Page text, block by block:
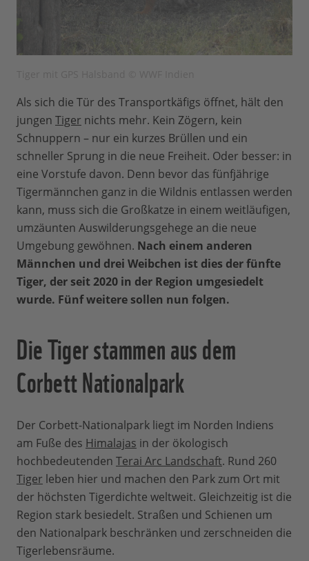
Als sich die Tür des Transportkäfigs öffnet, hält den
jungen Tiger nichts mehr. Kein Zögern, kein
Schnuppern – nur ein kurzes Brüllen und ein
schneller Sprung in die neue Freiheit. Oder besser: in
eine Vorstufe davon. Denn bevor das fünfjährige
Tigermännchen ganz in die Wildnis entlassen werden
kann, muss sich die Großkatze in einem weitläufigen,
umzäunten Auswilderungsgehege an die neue
Umgebung gewöhnen. Nach einem anderen
Männchen und drei Weibchen ist dies der fünfte
Tiger, der seit 2020 in der Region umgesiedelt
wurde. Fünf weitere sollen nun folgen.
Die Tiger stammen aus dem
Corbett Nationalpark
Der Corbett-Nationalpark liegt im Norden Indiens
am Fuße des Himalajas in der ökologisch
hochbedeutenden Terai Arc Landschaft. Rund 260
Tiger leben hier und machen den Park zum Ort mit
der höchsten Tigerdichte weltweit. Gleichzeitig ist die
Region stark besiedelt. Straßen und Schienen um
den Nationalpark beschränken und zerschneiden die
Tigerlebensräume.